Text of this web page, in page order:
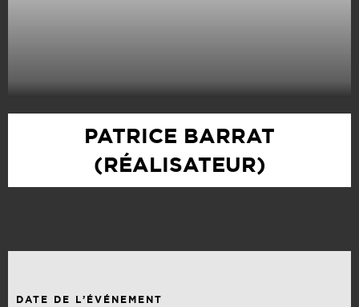
PATRICE BARRAT
(RÉALISATEUR)
DATE DE L’ÉVÉNEMENT